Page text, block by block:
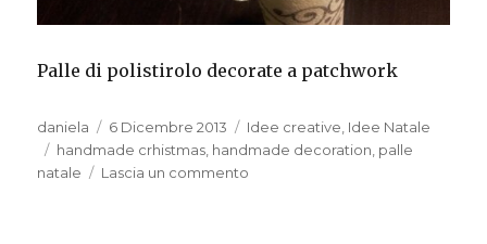
Palle di polistirolo decorate a patchwork
Autore
daniela
Pubblicato
il
6 Dicembre 2013 Categorie
Idee creative Idee Natale
Tag
handmade crhistmas handmade decoration palle
natale
Lascia un commento